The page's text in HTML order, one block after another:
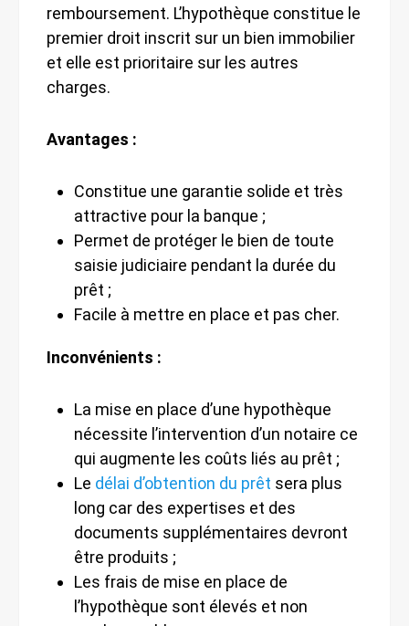
remboursement. L’hypothèque constitue le
premier droit inscrit sur un bien immobilier
et elle est prioritaire sur les autres
charges.
Avantages :
Constitue une garantie solide et très
attractive pour la banque ;
Permet de protéger le bien de toute
saisie judiciaire pendant la durée du
prêt ;
Facile à mettre en place et pas cher.
Inconvénients :
La mise en place d’une hypothèque
nécessite l’intervention d’un notaire ce
qui augmente les coûts liés au prêt ;
Le délai d’obtention du prêt sera plus
long car des expertises et des
documents supplémentaires devront
être produits ;
Les frais de mise en place de
l’hypothèque sont élevés et non